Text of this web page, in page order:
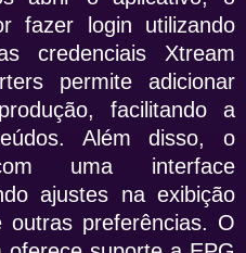
fazer login utilizando
credenciais Xtream
permite adicionar
facilitando a
Além disso, o
uma interface
ajustes na exibição
outras preferências. O